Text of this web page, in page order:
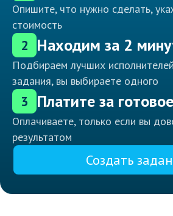
Опишите, что нужно сделать,
стоимость
2 Находим за 2
Подбираем лучших
задания, вы выбираете одного
3 Платите за готовое
Оплачиваете, только если вы
результатом
Создать